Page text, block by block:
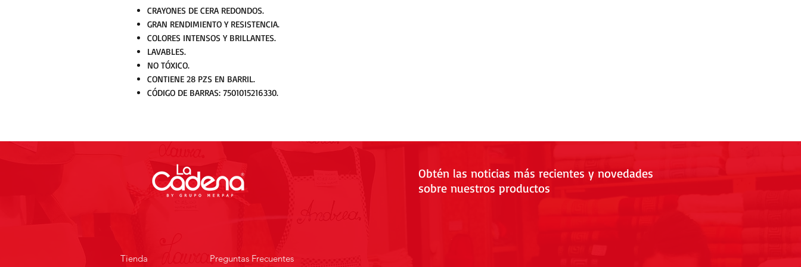
CRAYONES DE CERA REDONDOS.
GRAN RENDIMIENTO Y RESISTENCIA.
COLORES INTENSOS Y BRILLANTES.
LAVABLES.
NO TÓXICO.
CONTIENE 28 PZS EN BARRIL.
CÓDIGO DE BARRAS: 7501015216330.
Tienda Preguntas Frecuentes
Obtén las noticias más recientes y novedades
sobre nuestros productos